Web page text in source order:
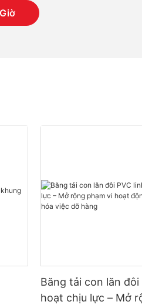
Băng tải con lăn đôi
hoạt chịu lực – Mở